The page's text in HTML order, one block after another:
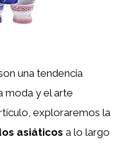
una tendencia
moda y el arte
exploraremos la
asiáticos a lo largo